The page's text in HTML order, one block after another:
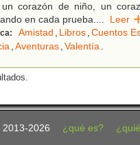
corazón de niño, un
en cada prueba....
Amistad , Libros,Cuentos
,Aventuras,Valentía.
2013-2026 ¿qué es?